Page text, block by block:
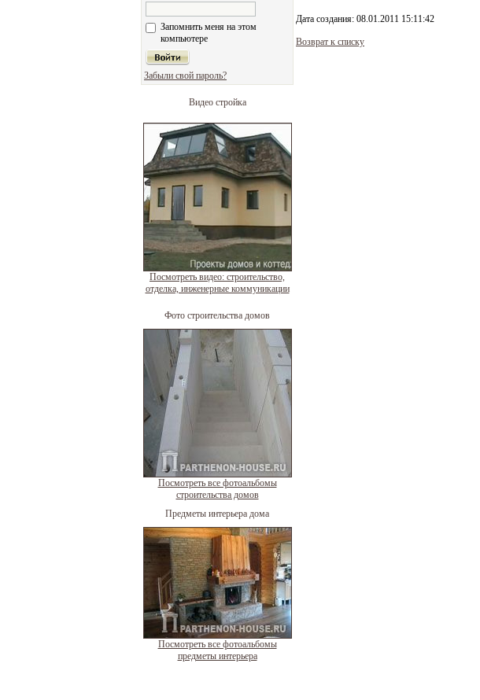
Запомнить меня на этом
компьютере
Забыли свой пароль?
Видео стройка
Посмотреть видео: строительство,
отделка, инженерные коммуникации
Фото строительства домов
Посмотреть все фотоальбомы
строительства домов
Предметы интерьера дома
Посмотреть все фотоальбомы
предметы интерьера
Дата создания: 08.01.2011 15:11:42
Возврат к списку